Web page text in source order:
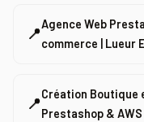
📍
Agence Web
commerce | Lueur
📍
Création Boutique
Prestashop &